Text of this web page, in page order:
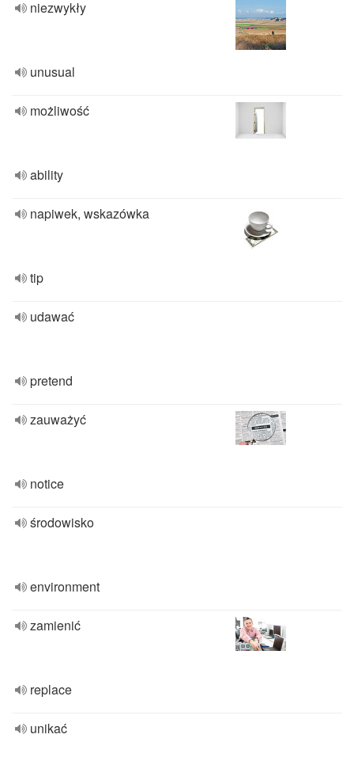
niezwykły
unusual
możliwość
ability
napiwek, wskazówka
tip
udawać
pretend
zauważyć
notice
środowisko
environment
zamienić
replace
unikać